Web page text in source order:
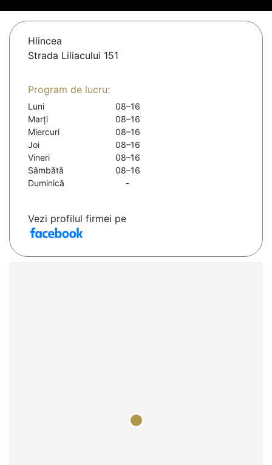
Hlincea
Strada Liliacului 151
Program de lucru:
Luni
08–16
Marți
08–16
Miercuri
08–16
Joi
08–16
Vineri
08–16
Sâmbătă
08–16
Duminică
-
Vezi profilul firmei pe